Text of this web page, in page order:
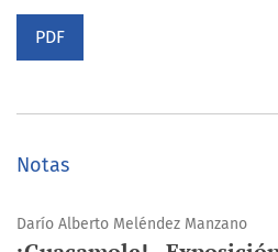
PDF
Notas
Darío Alberto Meléndez Manzano